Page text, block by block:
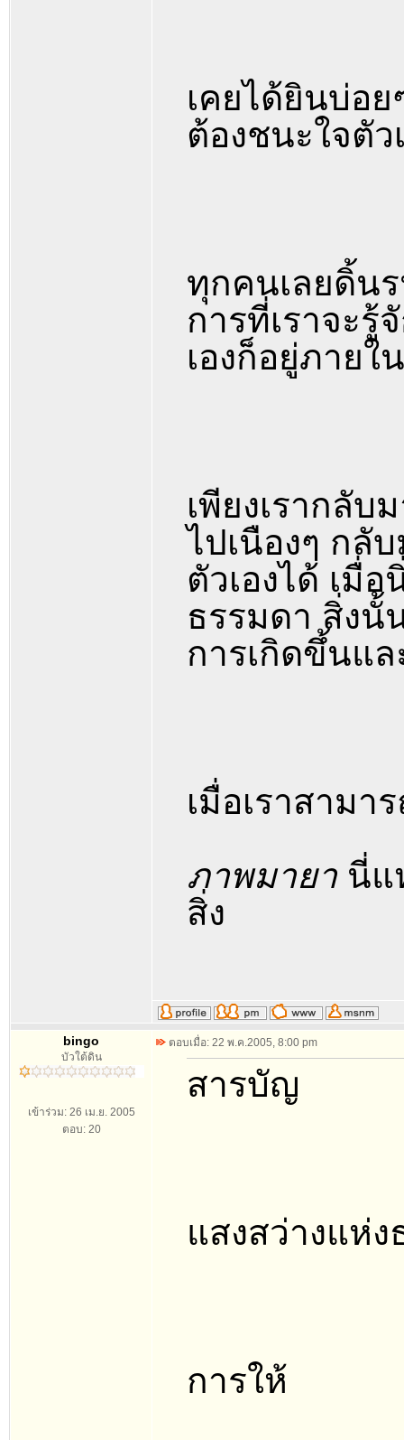
เคยได้ยินบ่อ
ต้องชนะใจตัว
ทุกคนเลยดิ้นร
การที่เราจะรู้
เองก็อยู่ภายใ
เพียงเรากลั
ไปเนืองๆ กลั
ตัวเองได้ เมื่
ธรรมดา สิ่งนั้
การเกิดขึ้นแ
เมื่อเราสาม
ภาพมายา นี่แ
สิ่ง
bingo
บัวใต้ดิน
เข้าร่วม: 26 เม.ย. 2005
ตอบ: 20
ตอบเมื่อ: 22 พ.ค.2005, 8:00 pm
สารบัญ
แสงสว่างแห่ง
การให้